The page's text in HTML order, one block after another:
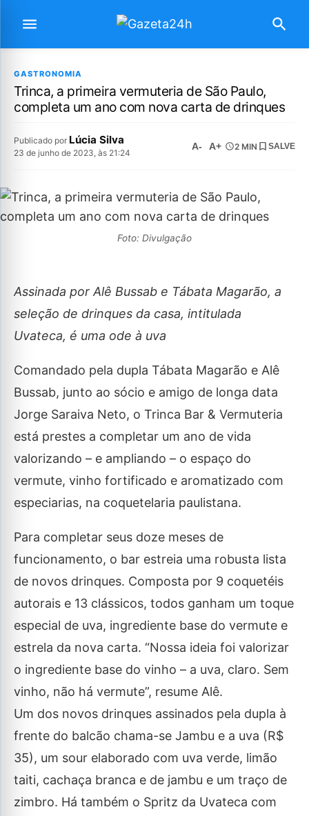
GASTRONOMIA
Trinca, a primeira vermuteria de São Paulo,
completa um ano com nova carta de drinques
Publicado por Lúcia Silva
23 de junho de 2023, às 21:24
A- A+ 2 MIN SALVE
Foto: Divulgação
Assinada por Alê Bussab e Tábata Magarão, a
seleção de drinques da casa, intitulada
Uvateca, é uma ode à uva
Comandado pela dupla Tábata Magarão e Alê
Bussab, junto ao sócio e amigo de longa data
Jorge Saraiva Neto, o Trinca Bar & Vermuteria
está prestes a completar um ano de vida
valorizando – e ampliando – o espaço do
vermute, vinho fortificado e aromatizado com
especiarias, na coquetelaria paulistana.
Para completar seus doze meses de
funcionamento, o bar estreia uma robusta lista
de novos drinques. Composta por 9 coquetéis
autorais e 13 clássicos, todos ganham um toque
especial de uva, ingrediente base do vermute e
estrela da nova carta. “Nossa ideia foi valorizar
o ingrediente base do vinho – a uva, claro. Sem
vinho, não há vermute”, resume Alê.
Um dos novos drinques assinados pela dupla à
frente do balcão chama-se Jambu e a uva (R$
35), um sour elaborado com uva verde, limão
taiti, cachaça branca e de jambu e um traço de
zimbro. Há também o Spritz da Uvateca com